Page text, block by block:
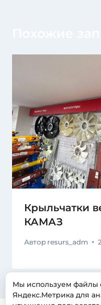
Крыльчатки
КАМАЗ
Автор resurs_adm
Мы используем файлы
Яндекс.Метрика для